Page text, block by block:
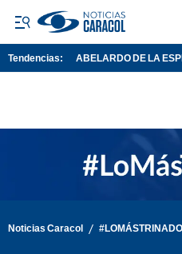
Tendencias: ABELARDO DE LA
Noticias Caracol / #LOMÁSTRINADO